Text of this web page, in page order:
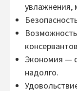
увлажнения,
Экономия —
надолго.